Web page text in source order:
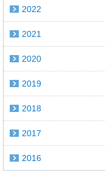
2022
2021
2020
2019
2018
2017
2016